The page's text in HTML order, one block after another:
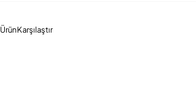
Ürün Karşılaştır